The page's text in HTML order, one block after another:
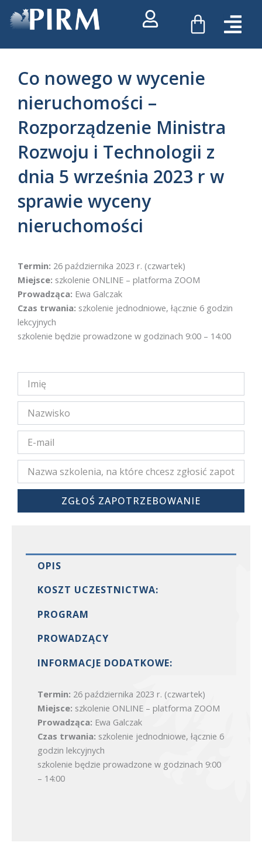
Przejdź
WÓZEK
Co nowego w wycenie
nieruchomości –
Rozporządzenie Ministra
Rozwoju i Technologii z
dnia 5 września 2023 r w
sprawie wyceny
nieruchomości
Termin: 26 października 2023 r. (czwartek)
Miejsce: szkolenie ONLINE – platforma ZOOM
Prowadząca: Ewa Galczak
Czas trwania: szkolenie jednodniowe, łącznie 6 godzin
lekcyjnych
szkolenie będzie prowadzone w godzinach 9:00 – 14:00
ZGŁOŚ ZAPOTRZEBOWANIE
OPIS
KOSZT UCZESTNICTWA:
PROGRAM
PROWADZĄCY
INFORMACJE DODATKOWE:
Termin: 26 października 2023 r. (czwartek)
Miejsce: szkolenie ONLINE – platforma ZOOM
Prowadząca: Ewa Galczak
Czas trwania: szkolenie jednodniowe, łącznie 6
godzin lekcyjnych
szkolenie będzie prowadzone w godzinach 9:00
– 14:00